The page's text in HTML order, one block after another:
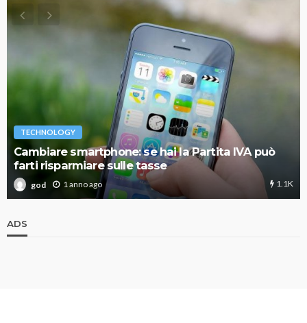
TECHNOLOGY
Cambiare smartphone: se hai la Partita IVA può
farti risparmiare sulle tasse
god 1 anno ago 1.1K
ADS